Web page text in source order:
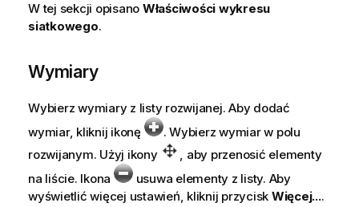
W tej sekcji opisano Właściwości wykresu
siatkowego.
Wymiary
Wybierz wymiary z listy rozwijanej. Aby dodać
wymiar, kliknij ikonę
. Wybierz wymiar w polu
rozwijanym. Użyj ikony
, aby przenosić elementy
na liście. Ikona
usuwa elementy z listy. Aby
wyświetlić więcej ustawień, kliknij przycisk Więcej....